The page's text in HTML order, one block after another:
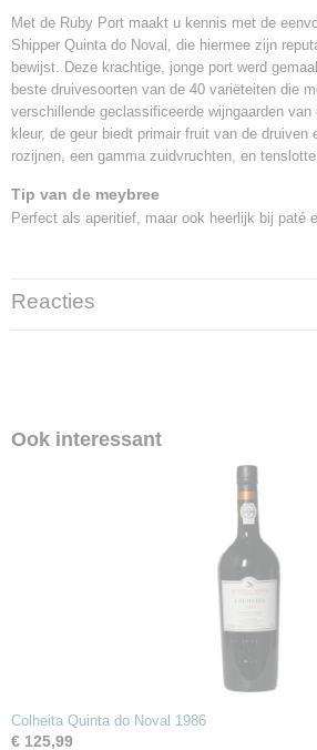
Met de Ruby Port maakt u kennis met de
Shipper Quinta do Noval, die hiermee zijn
bewijst. Deze krachtige, jonge port werd
beste druivesoorten van de 40 variëteiten die
verschillende geclassificeerde wijngaarden van
kleur, de geur biedt primair fruit van de druiven
rozijnen, een gamma zuidvruchten, en
Tip van de meybree
Perfect als aperitief, maar ook heerlijk bij paté
Reacties
Ook interessant
Colheita Quinta do Noval 1986
€ 125,99